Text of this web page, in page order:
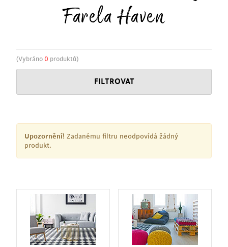
Farela Haven
(Vybráno 0 produktů)
FILTROVAT
Upozornění! Zadanému filtru neodpovídá žádný
produkt.